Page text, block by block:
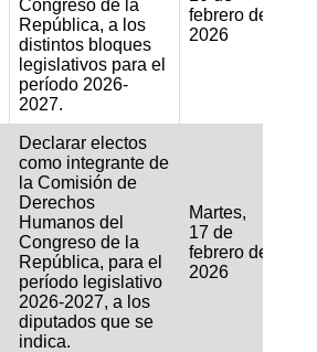
Congreso de la
República, a los
distintos bloques
legislativos para el
período 2026-
2027.
febrero de
2026
Declarar electos
como integrante de
la Comisión de
Derechos
Humanos del
Congreso de la
República, para el
período legislativo
2026-2027, a los
diputados que se
indica.
Martes,
17 de
febrero de
2026